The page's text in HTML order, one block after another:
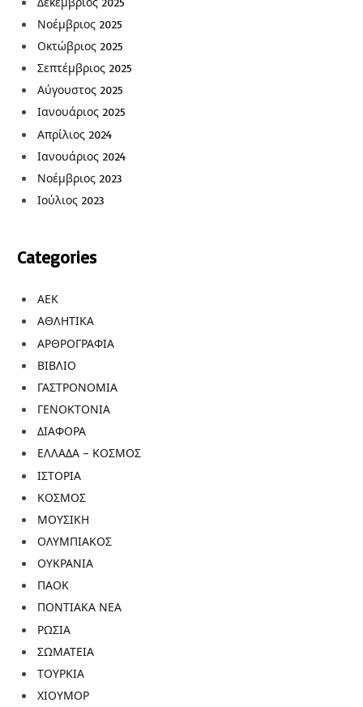
Νοέμβριος 2025
Οκτώβριος 2025
Σεπτέμβριος 2025
Αύγουστος 2025
Ιανουάριος 2025
Απρίλιος 2024
Ιανουάριος 2024
Νοέμβριος 2023
Ιούλιος 2023
Categories
ΑΕΚ
ΑΘΛΗΤΙΚΑ
ΑΡΘΡΟΓΡΑΦΙΑ
ΒΙΒΛΙΟ
ΓΑΣΤΡΟΝΟΜΙΑ
ΓΕΝΟΚΤΟΝΙΑ
ΔΙΑΦΟΡΑ
ΕΛΛΑΔΑ – ΚΟΣΜΟΣ
ΙΣΤΟΡΙΑ
ΚΟΣΜΟΣ
ΜΟΥΣΙΚΗ
ΟΛΥΜΠΙΑΚΟΣ
ΟΥΚΡΑΝΙΑ
ΠΑΟΚ
ΠΟΝΤΙΑΚΑ ΝΕΑ
ΡΩΣΙΑ
ΣΩΜΑΤΕΙΑ
ΤΟΥΡΚΙΑ
ΧΙΟΥΜΟΡ